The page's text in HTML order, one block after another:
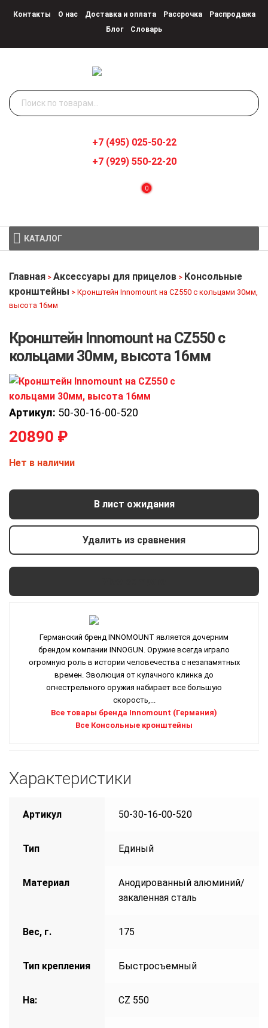
Контакты О нас Доставка и оплата Рассрочка
Распродажа
Блог
Словарь
Искать:
0
+7 (495) 025-50-22
+7 (929) 550-22-20
КАТАЛОГ
Главная > Аксессуары для прицелов > Консольные
кронштейны > Кронштейн Innomount на CZ550 с кольцами 30мм,
высота 16мм
Кронштейн Innomount на CZ550 с
кольцами 30мм, высота 16мм
Артикул: 50-30-16-00-520
20890 ₽
Нет в наличии
В лист ожидания
Удалить из сравнения
Германский бренд INNOMOUNT является дочерним
брендом компании INNOGUN. Оружие всегда играло
огромную роль в истории человечества с незапамятных
времен. Эволюция от кулачного клинка до
огнестрельного оружия набирает все большую
скорость,...
Все товары бренда Innomount (Германия)
Все Консольные кронштейны
Характеристики
Артикул 50-30-16-00-520
Тип Единый
Материал
Анодированный алюминий/
закаленная сталь
Вес, г. 175
Тип крепления Быстросъемный
На: CZ 550